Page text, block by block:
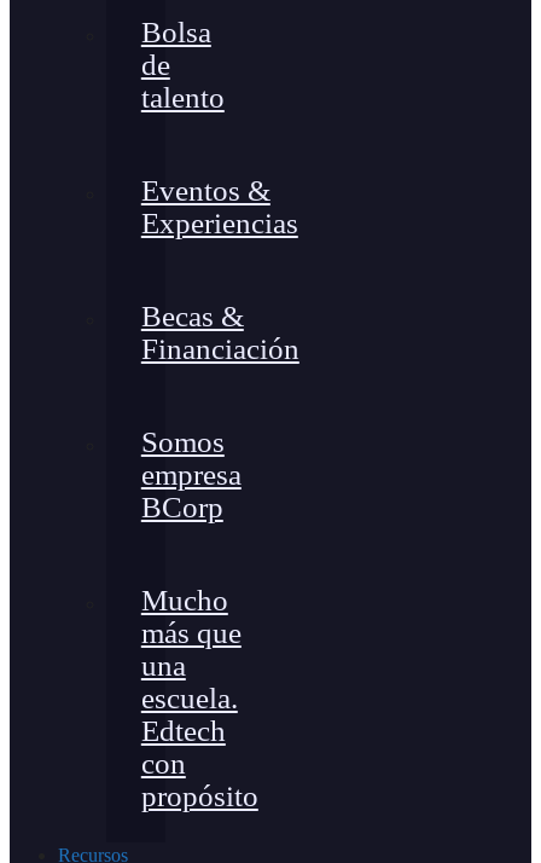
Bolsa
de
talento
Eventos &
Experiencias
Becas &
Financiación
Somos
empresa
BCorp
Mucho
más que
una
escuela.
Edtech
con
propósito
Recursos